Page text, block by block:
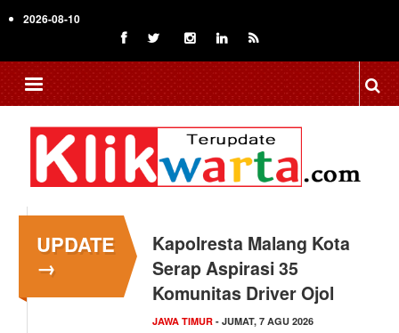
to
content
2026-08-10
UPDATE
→
Kapolresta Malang Kota
Serap Aspirasi 35
Komunitas Driver Ojol
JAWA TIMUR - JUMAT, 7 AGU 2026